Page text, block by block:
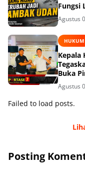
Fungsi
Agustus
HUKUM
Kepala
Buka
Agustus
Failed to load posts.
Posting